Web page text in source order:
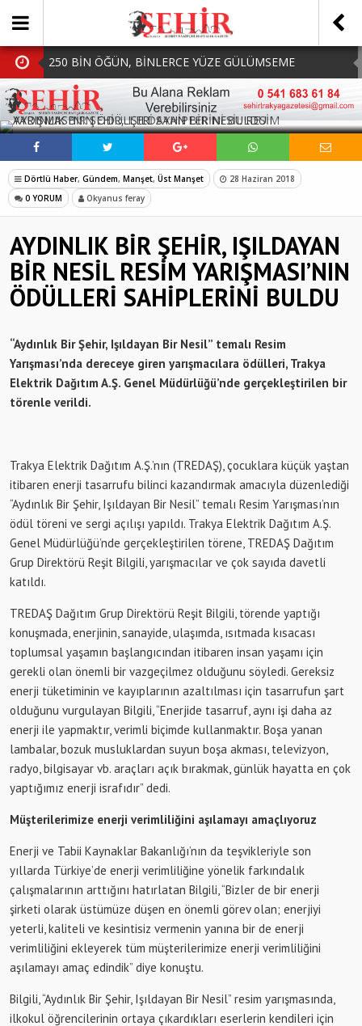
250 BİN ÖĞÜN, BİNLERCE YÜZE GÜLÜMSEME
BAŞKAN MÜGE YILDIZ TOPAK: ‘SOSYAL
BELEDİYECİLİKTE HİÇBİR HEMŞERİMİZİ YALNIZ
BIRAKMIYORUZ!’
MHP Çorlu İlçe Teşkilatında Yeni Dönem Başladı:
Mazbatalar Alındı
Dolu Vurdu, Büyükşehir Üreticiyi Yalnız Bırakmadı
SOFRALARDA BEREKETİ, GÖNÜLLERDE DAYANIŞMAYI
SOSYAL MEDYADA PAYLAŞ
Dörtlü Haber, Gündem, Manşet, Üst Manşet
28 Haziran 2018
0 YORUM
Okyanus feray
AYDINLIK BİR ŞEHİR, IŞILDAYAN
BİR NESİL RESİM YARIŞMASI’NIN
ÖDÜLLERİ SAHİPLERİNİ BULDU
“Aydınlık Bir Şehir, Işıldayan Bir Nesil” temalı Resim
Yarışması’nda dereceye giren yarışmacılara ödülleri, Trakya
Elektrik Dağıtım A.Ş. Genel Müdürlüğü’nde gerçekleştirilen bir
törenle verildi.
Trakya Elektrik Dağıtım A.Ş.’nın (TREDAŞ), çocuklara küçük yaştan
itibaren enerji tasarrufu bilinci kazandırmak amacıyla düzenlediği
“Aydınlık Bir Şehir, Işıldayan Bir Nesil” temalı Resim Yarışması’nın
ödül töreni ve sergi açılışı yapıldı. Trakya Elektrik Dağıtım A.Ş.
Genel Müdürlüğü’nde gerçekleştirilen törene, TREDAŞ Dağıtım
Grup Direktörü Reşit Bilgili, yarışmacılar ve çok sayıda davetli
katıldı.
TREDAŞ Dağıtım Grup Direktörü Reşit Bilgili, törende yaptığı
konuşmada, enerjinin, sanayide, ulaşımda, ısıtmada kısacası
toplumsal yaşamın başlangıcından itibaren insan yaşamı için
gerekli olan önemli bir vazgeçilmez olduğunu söyledi. Gereksiz
enerji tüketiminin ve kayıplarının azaltılması için tasarrufun şart
olduğunu vurgulayan Bilgili, “Enerjide tasarruf, aynı işi daha az
enerji ile yapmaktır, verimli biçimde kullanmaktır. Boşa yanan
lambalar, bozuk musluklardan suyun boşa akması, televizyon,
radyo, bilgisayar vb. araçları açık bırakmak, günlük hayatta en çok
yaptığımız enerji israfıdır” dedi.
Müşterilerimize enerji verimliliğini aşılamayı amaçlıyoruz
Enerji ve Tabii Kaynaklar Bakanlığı’nın da teşvikleriyle son
yıllarda Türkiye’de enerji verimliliğine yönelik farkındalık
çalışmalarının arttığını hatırlatan Bilgili, “Bizler de bir enerji
şirketi olarak üstümüze düşen en önemli görev olan; enerjiyi
yeterli, kaliteli ve kesintisiz vermenin yanına bir de enerji
verimliliğini ekleyerek tüm müşterilerimize enerji verimliliğini
aşılamayı amaç edindik” diye konuştu.
Bilgili, “Aydınlık Bir Şehir, Işıldayan Bir Nesil” resim yarışmasında,
ilkokul öğrencilerinin ortaya çıkardıkları eserlerin kendileri için